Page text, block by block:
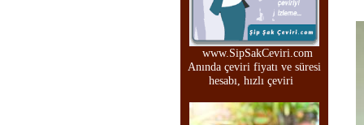
www.SipSakCeviri.com
Anında çeviri fiyatı ve süresi
hesabı, hızlı çeviri